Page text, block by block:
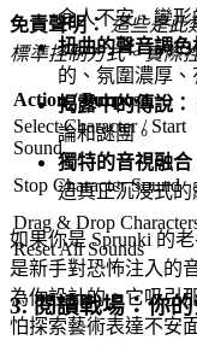
令人不安、變形
扭曲的聲音調色
的、氛圍濃厚、
揭露中的傳說：
論和謎團。
獨特的音視融合
造真正沉浸式的
如果你是 Sprunki 的
是新手對恐怖注入的
為你設計的。它吸引
怕探索藝術表達不安
免責聲明： 這些是此
標準控制方式。實際
Action / Purpose
Select Character / Start
Sound
Stop Character Sound
Drag & Drop
Reset All Sounds
3. 閱讀戰場：你